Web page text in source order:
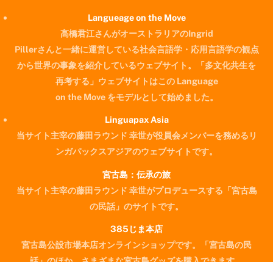
Back
Langueage on the Move
高橋君江さんがオーストラリアのIngrid
Pillerさんと一緒に運営している社会言語学・応用言語学の観点
から世界の事象を紹介しているウェブサイト。「多文化共生を
再考する」ウェブサイトはこの Language
on the Move をモデルとして始めました。
Linguapax Asia
当サイト主宰の藤田ラウンド 幸世が役員会メンバーを務めるリ
ンガパックスアジアのウェブサイトです。
宮古島：伝承の旅
当サイト主宰の藤田ラウンド 幸世がプロデュースする「宮古島
の民話」のサイトです。
385じま本店
宮古島公設市場本店オンラインショップです。「宮古島の民